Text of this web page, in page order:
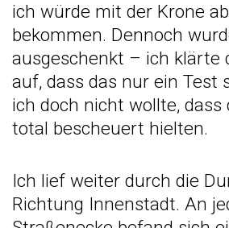
ich würde mit der Krone
bekommen. Dennoch
ausgeschenkt – ich klärte
auf, dass das nur ein Test
ich doch nicht wollte,
total bescheuert hielten.
Ich lief weiter durch die
Richtung Innenstadt. An